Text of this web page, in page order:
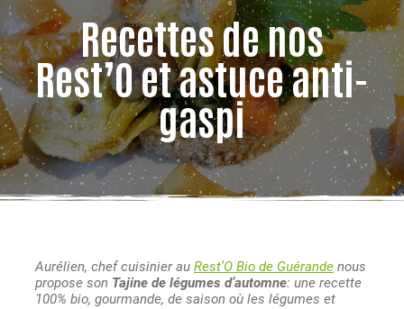
Recettes de nos
Rest’O et astuce anti-
gaspi
Aurélien, chef cuisinier au Rest’O Bio de Guérande nous
propose son Tajine de légumes d’automne: une recette
100% bio, gourmande, de saison où les légumes et